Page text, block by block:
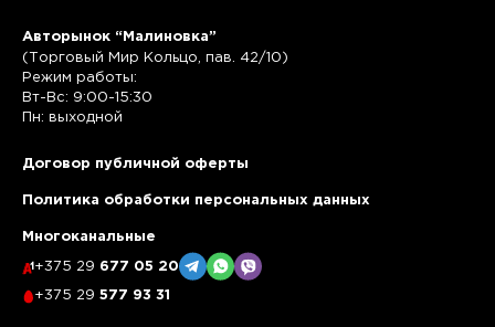
Авторынок “Малиновка”
(Торговый Мир Кольцо, пав. 42/10)
Режим работы:
Вт-Вс: 9:00-15:30
Пн: выходной
Договор публичной оферты
Политика обработки персональных данных
Многоканальные
+375 29 677 05 20
+375 29 577 93 31